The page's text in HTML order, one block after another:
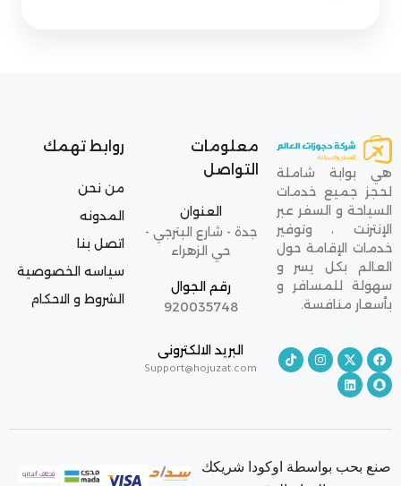
هي بوابة شاملة
لحجز جميع خدمات
السياحة و السفر عبر
الإنترنت ، وتوفير
خدمات الإقامة حول
العالم بكل يسر و
سهولة للمسافر و
بأسعار منافسة.
معلومات
التواصل
العنوان
جدة - شارع البترجي -
حي الزهراء
رقم الجوال
920035748
البريد الالكترونى
Support@hojuzat.com
روابط تهمك
من نحن
المدونه
اتصل بنا
سياسه الخصوصية
الشروط و الاحكام
صنع بحب بواسطة اوكودا شريكك